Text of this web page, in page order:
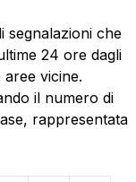
segnalazioni che
24 ore dagli
vicine.
il numero di
rappresentata